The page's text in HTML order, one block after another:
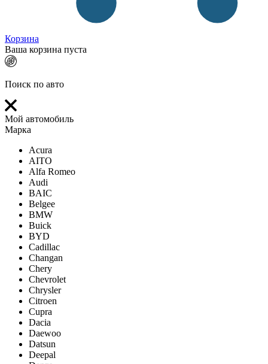
Корзина
Ваша корзина пуста
Поиск по авто
Мой автомобиль
Марка
Acura
AITO
Alfa Romeo
Audi
BAIC
Belgee
BMW
Buick
BYD
Cadillac
Changan
Chery
Chevrolet
Chrysler
Citroen
Cupra
Dacia
Daewoo
Datsun
Deepal